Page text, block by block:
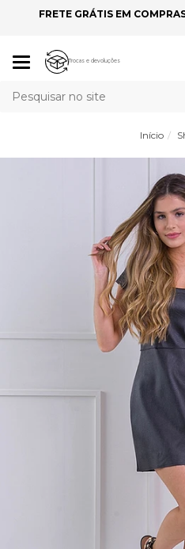
FRETE GRÁTIS EM
Mudar
Trocas e devoluções
Início